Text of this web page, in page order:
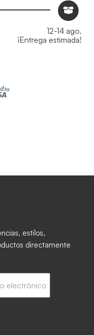
12-14 ago.
¡Entrega estimada!
estilos,
directamente
electrónico